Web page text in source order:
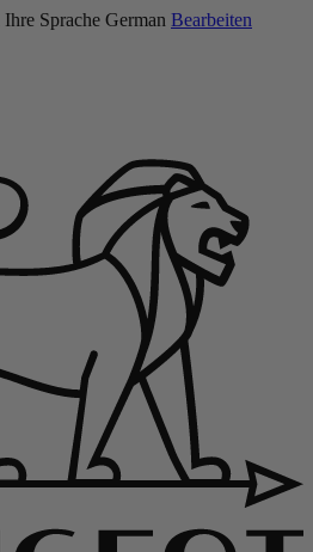
Ihre Sprache German Bearbeiten